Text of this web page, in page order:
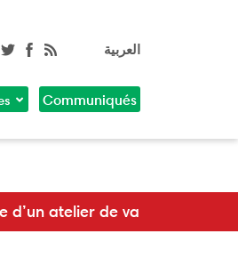
العربية
Communiqués
de communication du